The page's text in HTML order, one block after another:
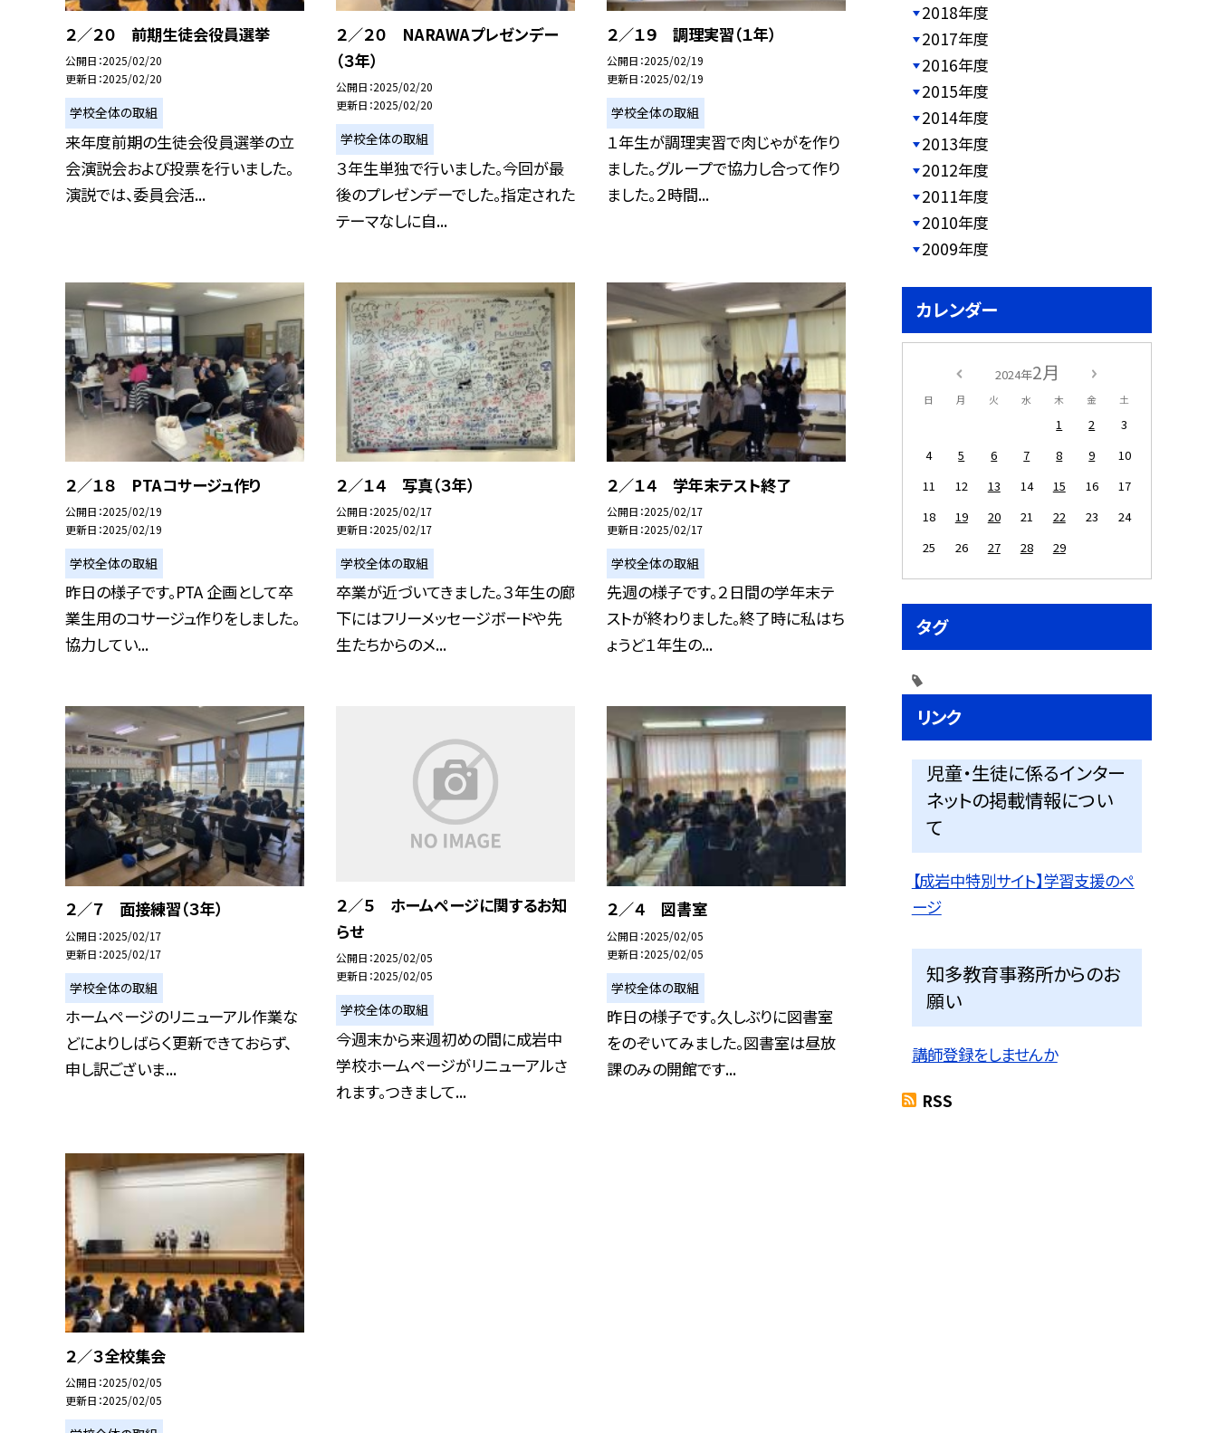
２／２０ 前期生徒会役員選挙
公開日 2025/02/20
更新日 2025/02/20
学校全体の取組
来年度前期の生徒会役員選挙の立
会演説会および投票を行いました。
演説では、委員会活...
２／２０ NARAWAプレゼンデー
（３年）
公開日 2025/02/20
更新日 2025/02/20
学校全体の取組
３年生単独で行いました。今回が最
後のプレゼンデーでした。指定された
テーマなしに自...
２／１９ 調理実習（１年）
公開日 2025/02/19
更新日 2025/02/19
学校全体の取組
１年生が調理実習で肉じゃがを作り
ました。グループで協力し合って作り
ました。２時間...
２／１８ PTAコサージュ作り
公開日 2025/02/19
更新日 2025/02/19
学校全体の取組
昨日の様子です。PTA 企画として卒
業生用のコサージュ作りをしました。
協力してい...
２／１４ 写真（３年）
公開日 2025/02/17
更新日 2025/02/17
学校全体の取組
卒業が近づいてきました。３年生の廊
下にはフリーメッセージボードや先
生たちからのメ...
２／１４ 学年末テスト終了
公開日 2025/02/17
更新日 2025/02/17
学校全体の取組
先週の様子です。２日間の学年末テ
ストが終わりました。終了時に私はち
ょうど１年生の...
２／７ 面接練習（３年）
公開日 2025/02/17
更新日 2025/02/17
学校全体の取組
ホームページのリニューアル作業な
どによりしばらく更新できておらず、
申し訳ございま...
２／５ ホームページに関するお知
らせ
公開日 2025/02/05
更新日 2025/02/05
学校全体の取組
今週末から来週初めの間に成岩中
学校ホームページがリニューアルさ
れます。つきまして...
２／４ 図書室
公開日 2025/02/05
更新日 2025/02/05
学校全体の取組
昨日の様子です。久しぶりに図書室
をのぞいてみました。図書室は昼放
課のみの開館です...
２／３全校集会
公開日 2025/02/05
更新日 2025/02/05
2018年度
2017年度
2016年度
2015年度
2014年度
2013年度
2012年度
2011年度
2010年度
2009年度
カレンダー
2024年2月
日 月 火 水 木 金 土
1 2
3
4
5 6 7 8 9
10
11
12 13 14 15 16
17
18
19 20 21 22 23
24
25
26 27 28 29
タグ
リンク
児童・生徒に係るインター
ネットの掲載情報につい
て
【成岩中特別サイト】学習支援のペ
ージ
知多教育事務所からのお
願い
講師登録をしませんか
RSS